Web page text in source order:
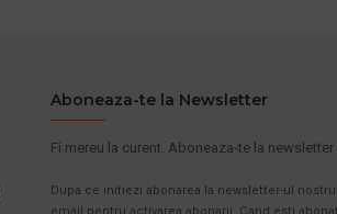
Aboneaza-te la Newsletter
Fi mereu la curent. Aboneaza-te la newsletter
Dupa ce initiezi abonarea la newsletter-ul
email pentru activarea abonarii. Cand esti